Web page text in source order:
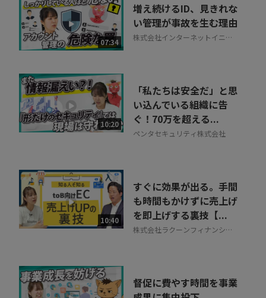
07:34
増え続けるID、見きれな
い管理が事故を生む理由
株式会社インターネットイニシ
10:20
「私たちは安全だ」と思
い込んでいる組織に告
ぐ！70万を超える...
ペンタセキュリティ株式会社
10:40
すぐに効果が出る。手間
も時間もかけずに売上げ
を即上げする裏技【...
株式会社ラクーンフィナンシャ
督促に費やす時間を事業